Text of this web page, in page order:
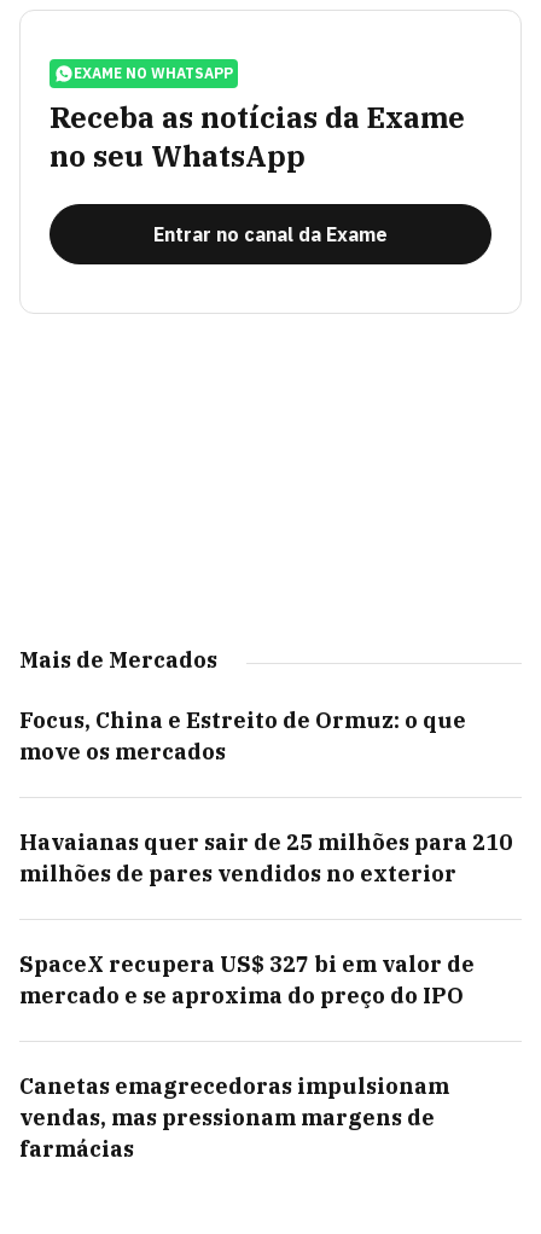
EXAME NO WHATSAPP
Receba as notícias da Exame
no seu WhatsApp
Entrar no canal da Exame
Mais de Mercados
Focus, China e Estreito de Ormuz: o que
move os mercados
Havaianas quer sair de 25 milhões para 210
milhões de pares vendidos no exterior
SpaceX recupera US$ 327 bi em valor de
mercado e se aproxima do preço do IPO
Canetas emagrecedoras impulsionam
vendas, mas pressionam margens de
farmácias